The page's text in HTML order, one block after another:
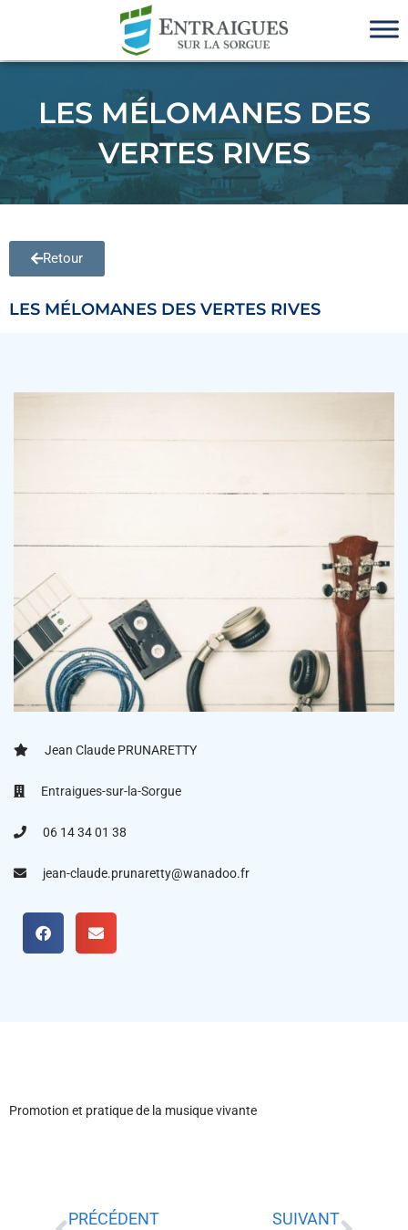
LES MÉLOMANES DES
VERTES RIVES
Retour
LES MÉLOMANES DES VERTES RIVES
Jean Claude PRUNARETTY
Entraigues-sur-la-Sorgue
06 14 34 01 38
jean-claude.prunaretty@wanadoo.fr
Promotion et pratique de la musique vivante
PRÉCÉDENT SUIVANT